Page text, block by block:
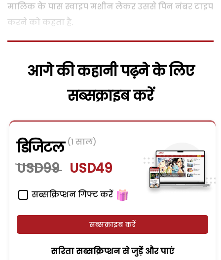
मालिक के पास स्वाइप मशीन लेकर उससे पिन नंबर टाइप
करने को कहता है.
आगे की कहानी पढ़ने के लिए
सब्सक्राइब करें
डिजिटल (1 साल)
USD99 USD49
सब्सक्रिप्शन गिफ्ट करें
सब्सक्राइब करें
सरिता सब्सक्रिप्शन से जुड़ेें और पाएं